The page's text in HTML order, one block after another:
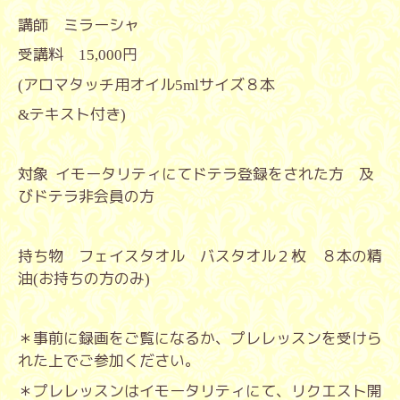
講師 ミラーシャ
受講料15,000円
(アロマタッチ用オイル5mlサイズ８本
&テキスト付き)
対象 イモータリティにてドテラ登録をされた方 及
びドテラ非会員の方
持ち物 フェイスタオル バスタオル２枚 ８本の精
油(お持ちの方のみ)
＊事前に録画をご覧になるか、プレレッスンを受けら
れた上でご参加ください。
＊プレレッスンはイモータリティにて、リクエスト開